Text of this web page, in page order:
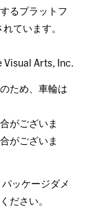
るプラットフ
ています。
Arts, Inc.
ため、車輪は
がございま
がございま
ッケージダメ
ださい。